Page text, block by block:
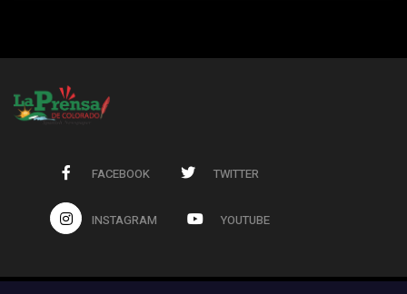
FACEBOOK TWITTER
INSTAGRAM YOUTUBE